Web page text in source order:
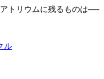
トリウムに残るものは──